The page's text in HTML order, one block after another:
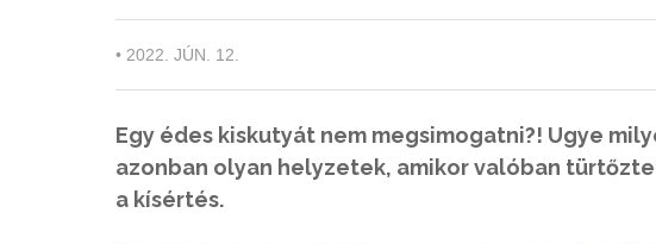
• 2022. JÚN. 12.
Egy édes kiskutyát nem megsimogatni?! Ugye
azonban olyan helyzetek, amikor valóban
a kísértés.